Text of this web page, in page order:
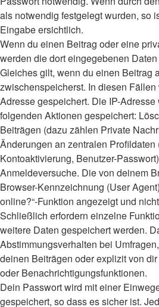
als notwendig festgelegt wurden, so
Eingabe ersichtlich.
Wenn du einen Beitrag oder eine
werden die dort eingegebenen
Gleiches gilt, wenn du einen Beitrag
zwischenspeicherst. In diesen
Adresse gespeichert. Die IP-
folgenden Aktionen gespeichert:
Beiträgen (dazu zählen Private
Änderungen an zentralen Profildaten
Kontoaktivierung, Benutzer-
Anmeldeversuche. Die von deinem
Browser-Kennzeichnung (User
online?“-Funktion angezeigt und
Schließlich erfordern einzelne
weitere Daten gespeichert werden.
Abstimmungsverhalten bei
deinen Beiträgen oder explizit von
oder Benachrichtigungsfunktionen.
Dein Passwort wird mit einer
gespeichert, so dass es sicher ist.